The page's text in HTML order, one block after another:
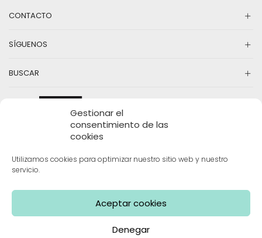
Gestionar el
consentimiento de las
cookies
Utilizamos cookies para optimizar nuestro sitio web y nuestro
servicio.
Aceptar cookies
Denegar
CONTACTO
SÍGUENOS
BUSCAR